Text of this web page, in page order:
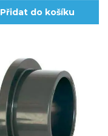
Přidat do košíku